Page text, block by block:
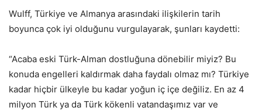
Wulff, Türkiye ve Almanya arasındaki ilişkilerin tarih
boyunca çok iyi olduğunu vurgulayarak, şunları kaydetti:
“Acaba eski Türk-Alman dostluğuna dönebilir miyiz? Bu
konuda engelleri kaldırmak daha faydalı olmaz mı? Türkiye
kadar hiçbir ülkeyle bu kadar yoğun iç içe değiliz. En az 4
milyon Türk ya da Türk kökenli vatandaşımız var ve